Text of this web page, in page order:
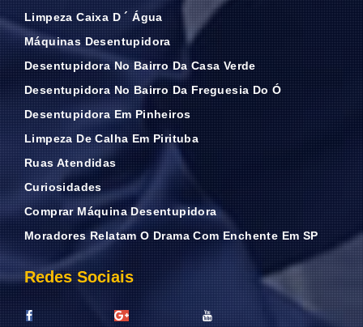
Limpeza Caixa D ´ Água
Máquinas Desentupidora
Desentupidora No Bairro Da Casa Verde
Desentupidora No Bairro Da Freguesia Do Ó
Desentupidora Em Pinheiros
Limpeza De Calha Em Pirituba
Ruas Atendidas
Curiosidades
Comprar Máquina Desentupidora
Moradores Relatam O Drama Com Enchente Em SP
Redes Sociais